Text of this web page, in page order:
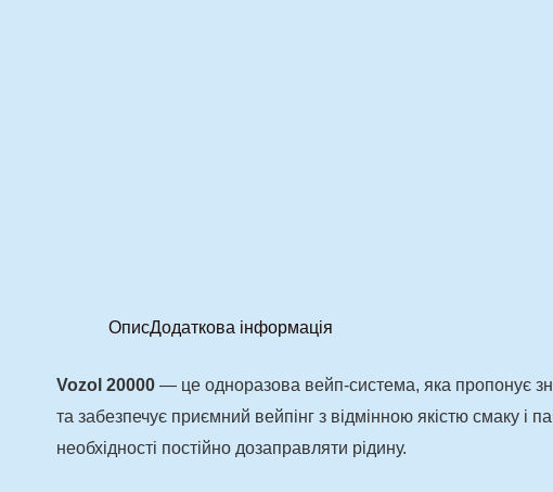
ОписДодаткова інформація
Vozol 20000 — це одноразова вейп-система, яка пропонує
та забезпечує приємний вейпінг з відмінною якістю смаку
необхідності постійно дозаправляти рідину.